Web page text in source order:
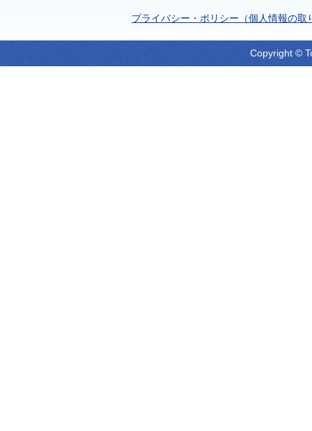
プライバシー・ポリシー（個人情報の取
Copyright ©